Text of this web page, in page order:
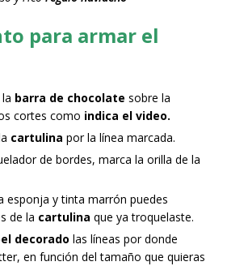
para armar el
barra de chocolate sobre la
cortes como indica el video.
cartulina por la línea marcada.
de bordes, marca la orilla de la
esponja y tinta marrón puedes
de la cartulina que ya troquelaste.
decorado las líneas por donde
en función del tamaño que quieras